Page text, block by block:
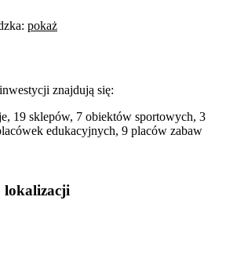
: pokaż
inwestycji znajdują się:
19 sklepów, 7 obiektów sportowych, 3
edukacyjnych, 9 placów zabaw
lokalizacji